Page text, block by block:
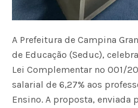
A Prefeitura de Campina
de Educação (Seduc),
Lei Complementar nº 001/
salarial de 6,27% aos
Ensino. A proposta, enviada